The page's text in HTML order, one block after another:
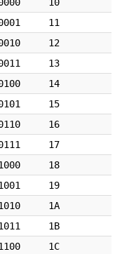
11
12
13
14
15
16
17
18
19
1A
1B
1C